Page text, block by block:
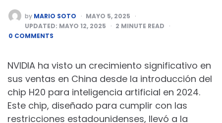
POSTED
BY
by MARIO SOTO
MAYO 5, 2025
UPDATED: MAYO 12, 2025 2 MINUTE READ
0 COMMENTS
NVIDIA ha visto un crecimiento significativo en
sus ventas en China desde la introducción del
chip H20 para inteligencia artificial en 2024.
Este chip, diseñado para cumplir con las
restricciones estadounidenses, llevó a la